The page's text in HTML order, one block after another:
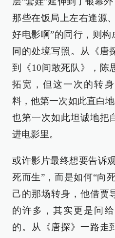
那些在饭局上左右逢源
好电影啊”的同行，则
同的处境写照。从《唐
到《10间敢死队》，陈
拓宽，但这一次的转
料，他第一次如此直白
也第一次如此坦诚地把
进电影里。
或许影片最终想要告诉
死而生”，而是如何“向
己的那场转身，他借贾
的许多，其实更是问
的。从《唐探》一路走